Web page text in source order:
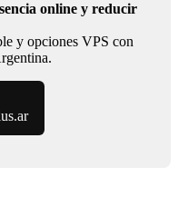
online y reducir
y opciones VPS con